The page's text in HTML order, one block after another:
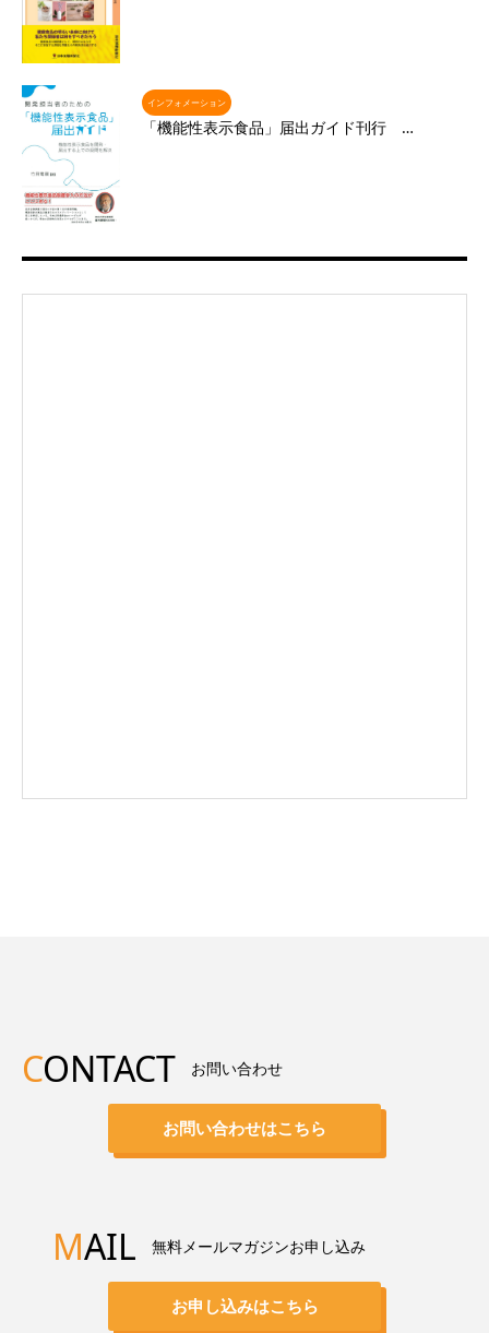
インフォメーション
「機能性表示食品」届出ガイド刊行 …
CONTACT お問い合わせ
お問い合わせはこちら
MAIL 無料メールマガジンお申し込み
お申し込みはこちら